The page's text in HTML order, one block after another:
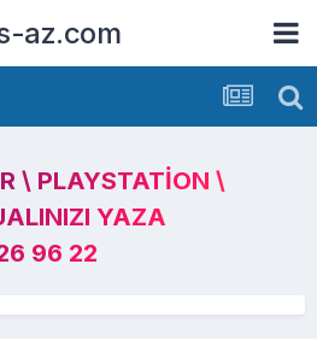
az.com
\ PLAYSTATION \
YAZA
96 22